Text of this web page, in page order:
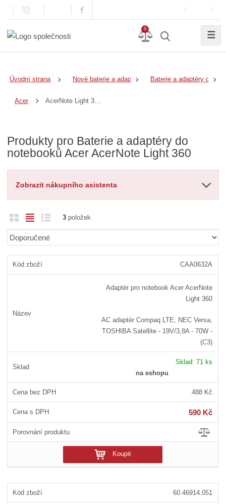
0
☰
Úvodní strana Nové baterie a adaptéry Baterie a adaptéry do
Acer
Produkty pro Baterie a adaptéry do
notebooků Acer AcerNote Light 360
Zobrazit nákupního asistenta
a
z
í
o
d
O
b
r
á
z
ý
i
s
a
b
u
l
s
Ř
á
k
3položek
CAA0632A
Adaptér pro notebook Acer AcerNote
Light 360
AC adaptér Compaq LTE, NEC Versa,
TOSHIBA Satellite - 19V/3,8A - 70W -
(C3)
Sklad: 71 ks
na eshopu
488 Kč
590 Kč
Koupit
60.46914.051